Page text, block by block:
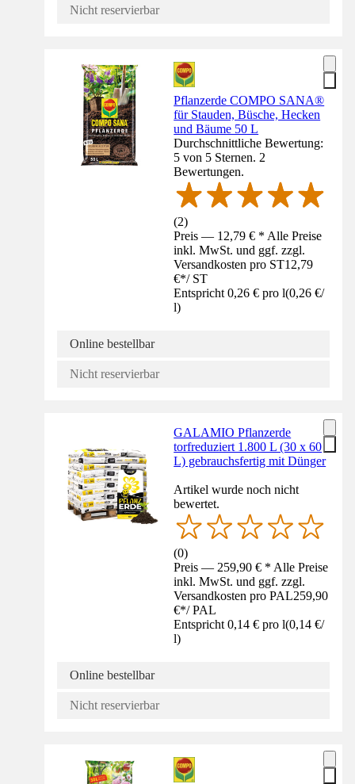
Nicht reservierbar
Pflanzerde COMPO SANA®
für Stauden, Büsche, Hecken
und Bäume 50 L
Durchschnittliche Bewertung:
5 von 5 Sternen. 2
Bewertungen.
(2)
Preis — 12,79 € * Alle Preise
inkl. MwSt. und ggf. zzgl.
Versandkosten pro ST12,79
€*/ ST
Entspricht 0,26 € pro l(0,26 €/
l)
Online bestellbar
Nicht reservierbar
GALAMIO Pflanzerde
torfreduziert 1.800 L (30 x 60
L) gebrauchsfertig mit Dünger
Artikel wurde noch nicht
bewertet.
(0)
Preis — 259,90 € * Alle Preise
inkl. MwSt. und ggf. zzgl.
Versandkosten pro PAL259,90
€*/ PAL
Entspricht 0,14 € pro l(0,14 €/
l)
Online bestellbar
Nicht reservierbar